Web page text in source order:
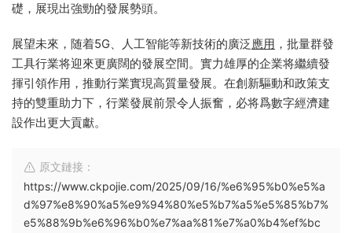
礎，展現出強勁的發展勢頭。
展望未來，随着5G、人工智能等新技術的廣泛應用 ，批量群發
工具行業将迎來更廣闊的發展空間。實力雄厚的企業将繼續發
揮引領作用，推動行業實現高質量發展。在創新驅動和政策支
持的雙重助力下，行業發展前景令人振奮，必将爲數字經濟建
設作出更大貢獻。
原文鏈接：
https://www.ckpojie.com/2025/09/16/%e6%95%b0%e5%a
d%97%e8%90%a5%e9%94%80%e5%b7%a5%e5%85%b7%
e5%88%9b%e6%96%b0%e7%aa%81%e7%a0%b4%ef%bc